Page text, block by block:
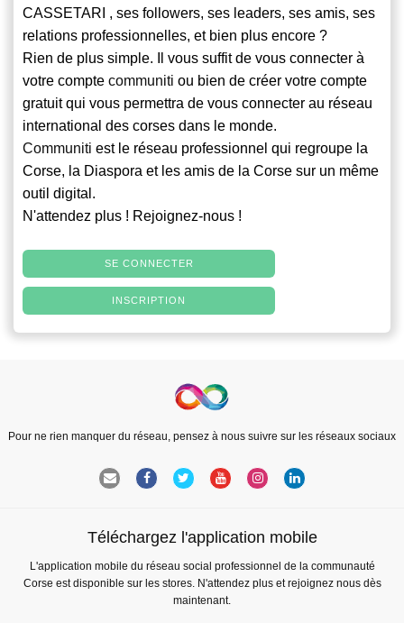
CASSETARI , ses followers, ses leaders, ses amis, ses
relations professionnelles, et bien plus encore ?
Rien de plus simple. Il vous suffit de vous connecter à
votre compte communiti ou bien de créer votre compte
gratuit qui vous permettra de vous connecter au réseau
international des corses dans le monde.
Communiti est le réseau professionnel qui regroupe la
Corse, la Diaspora et les amis de la Corse sur un même
outil digital.
N'attendez plus ! Rejoignez-nous !
SE CONNECTER
INSCRIPTION
Pour ne rien manquer du réseau, pensez à nous suivre sur les réseaux sociaux
Téléchargez l'application mobile
L'application mobile du réseau social professionnel de la communauté
Corse est disponible sur les stores. N'attendez plus et rejoignez nous dès
maintenant.